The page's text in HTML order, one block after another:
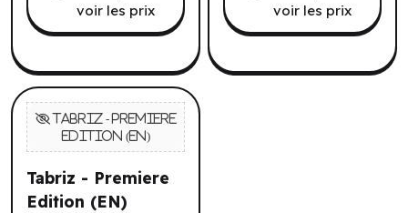
voir les prix
voir les prix
Tabriz - Premiere
Edition (EN)